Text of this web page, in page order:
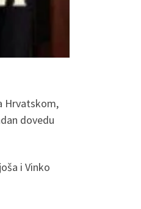
Hrvatskom,
dovedu
i Vinko